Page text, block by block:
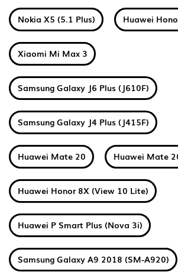
Nokia X5 (5.1 Plus) Huawei
Xiaomi Mi Max 3
Samsung Galaxy J6 Plus (J610F)
Samsung Galaxy J4 Plus (J415F)
Huawei Mate 20 Huawei Mate
Huawei Honor 8X (View 10 Lite)
Huawei P Smart Plus (Nova 3i)
Samsung Galaxy A9 2018 (SM-A920)